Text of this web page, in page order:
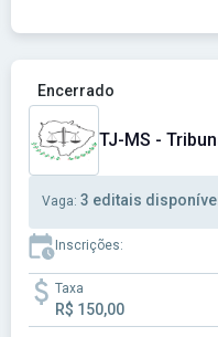
Ver concurso: TJ-MS -
Encerrado
TJ-MS -
Vaga: 3 editais
Inscrições:
Taxa
R$ 150,00